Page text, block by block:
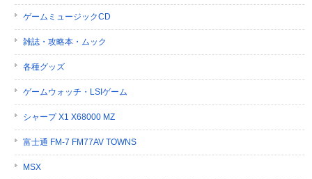
ゲームミュージックCD
雑誌・攻略本・ムック
各種グッズ
ゲームウォッチ・LSIゲーム
シャープ X1 X68000 MZ
富士通 FM-7 FM77AV TOWNS
MSX